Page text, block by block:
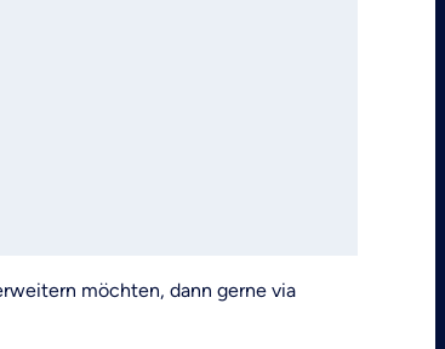
möchten, dann gerne via